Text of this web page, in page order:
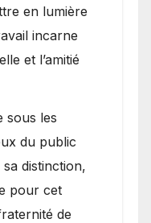
en lumière
incarne
et l’amitié
sous les
du public
distinction,
pour cet
de